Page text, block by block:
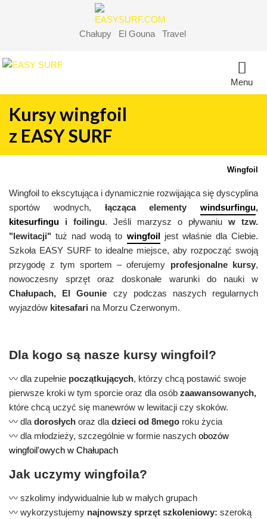
Chałupy El Gouna Travel
Menu
Kursy wingfoil
z EASY SURF
Wingfoil
Wingfoil to ekscytująca i dynamicznie rozwijająca się dyscyplina
sportów wodnych, łącząca elementy windsurfingu,
kitesurfingu i foilingu. Jeśli marzysz o pływaniu w tzw.
"lewitacji" tuż nad wodą to wingfoiljest właśnie dla Ciebie.
Szkoła EASY SURF to idealne miejsce, aby rozpocząć swoją
przygodę z tym sportem – oferujemy profesjonalne kursy,
nowoczesny sprzęt oraz doskonałe warunki do nauki w
Chałupach, El Gounie czy podczas naszych regularnych
wyjazdów kitesafari na Morzu Czerwonym.
Dla kogo są nasze kursy wingfoil?
〰️ dla zupełnie początkujących, którzy chcą postawić swoje
pierwsze kroki w tym sporcie oraz dla osób zaawansowanych,
które chcą uczyć się manewrów w lewitacji czy skoków.
〰️ dla dorosłych oraz dla dzieci od 8mego roku życia
〰️ dla młodzieży, szczególnie w formie naszych obozów
wingfoil'owych w Chałupach
Jak uczymy wingfoila?
〰️ szkolimy indywidualnie lub w małych grupach
〰️ wykorzystujemy najnowszy sprzęt szkoleniowy: szeroką